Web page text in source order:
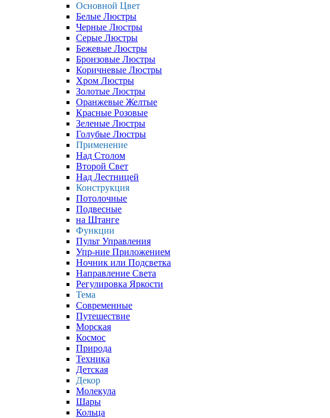
Основной Цвет
Белые Люстры
Черные Люстры
Серые Люстры
Бежевые Люстры
Бронзовые Люстры
Коричневые Люстры
Хром Люстры
Золотые Люстры
Оранжевые Желтые
Красные Розовые
Зеленые Люстры
Голубые Люстры
Применение
Над Столом
Второй Свет
Над Лестницей
Конструкция
Потолочные
Подвесные
на Штанге
Функции
Пульт Управления
Упр-ние Приложением
Ночник или Подсветка
Направление Света
Регулировка Яркости
Тема
Современные
Путешествие
Морская
Космос
Природа
Техника
Детская
Декор
Молекула
Шары
Кольца